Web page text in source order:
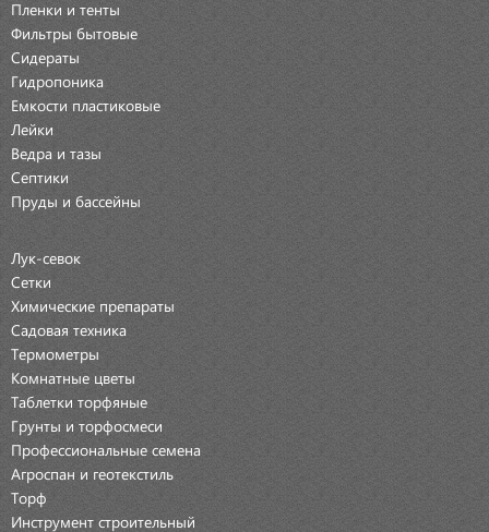
Пленки и тенты
Фильтры бытовые
Сидераты
Гидропоника
Емкости пластиковые
Лейки
Ведра и тазы
Септики
Пруды и бассейны
Лук-севок
Сетки
Химические препараты
Садовая техника
Термометры
Комнатные цветы
Таблетки торфяные
Грунты и торфосмеси
Профессиональные семена
Агроспан и геотекстиль
Торф
Инструмент строительный